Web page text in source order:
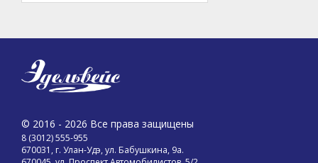
© 2016 - 2026 Все права защищены
8 (3012) 555-955
670031, г. Улан-Удэ, ул. Бабушкина, 9а.